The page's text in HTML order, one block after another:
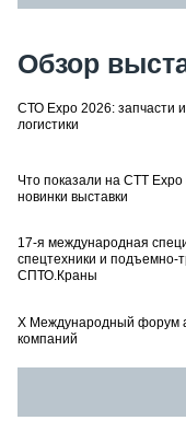
Обзор
СТО Expo 2026: запчасти
логистики
Что показали на CTT
новинки выставки
17-я международная
спецтехники и подъемно-
СПТО.Краны
X Международный форум
компаний